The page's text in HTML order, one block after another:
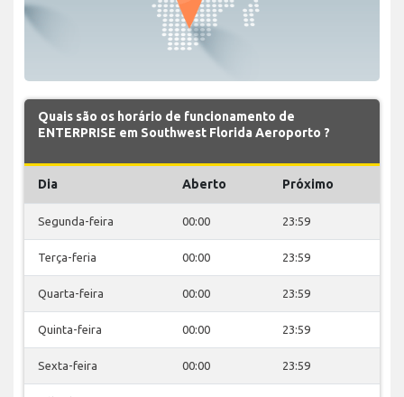
Quais são os horário de funcionamento de
ENTERPRISE em Southwest Florida Aeroporto ?
Dia Aberto Próximo
Segunda-feira 00:00 23:59
Terça-feria 00:00 23:59
Quarta-feira 00:00 23:59
Quinta-feira 00:00 23:59
Sexta-feira 00:00 23:59